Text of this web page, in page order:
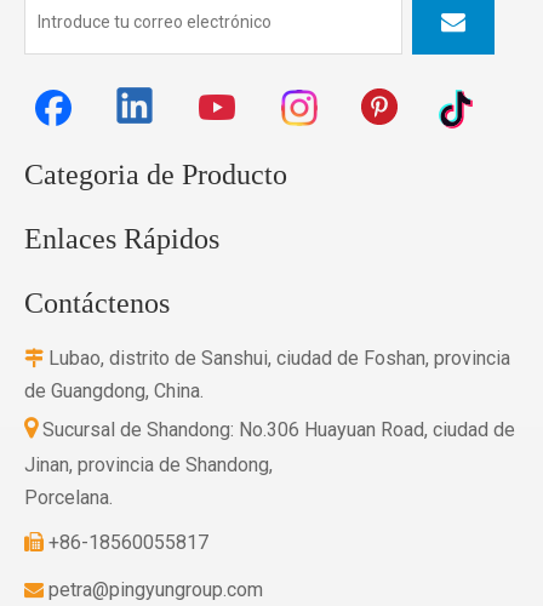
Categoria de Producto
Enlaces Rápidos
Contáctenos
 Lubao, distrito de Sanshui, ciudad de Foshan, provincia
de Guangdong, China.
Sucursal de Shandong: No.306 Huayuan Road, ciudad de
Jinan, provincia de Shandong,
Porcelana.
 +86-18560055817
 petra@pingyungroup.com